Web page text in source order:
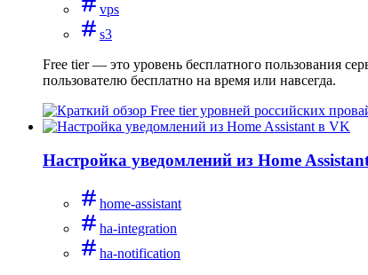
vps
s3
Free tier — это уровень бесплатного пользования
пользователю бесплатно на время или навсегда.
Настройка уведомлений из Home
home-assistant
ha-integration
ha-notification